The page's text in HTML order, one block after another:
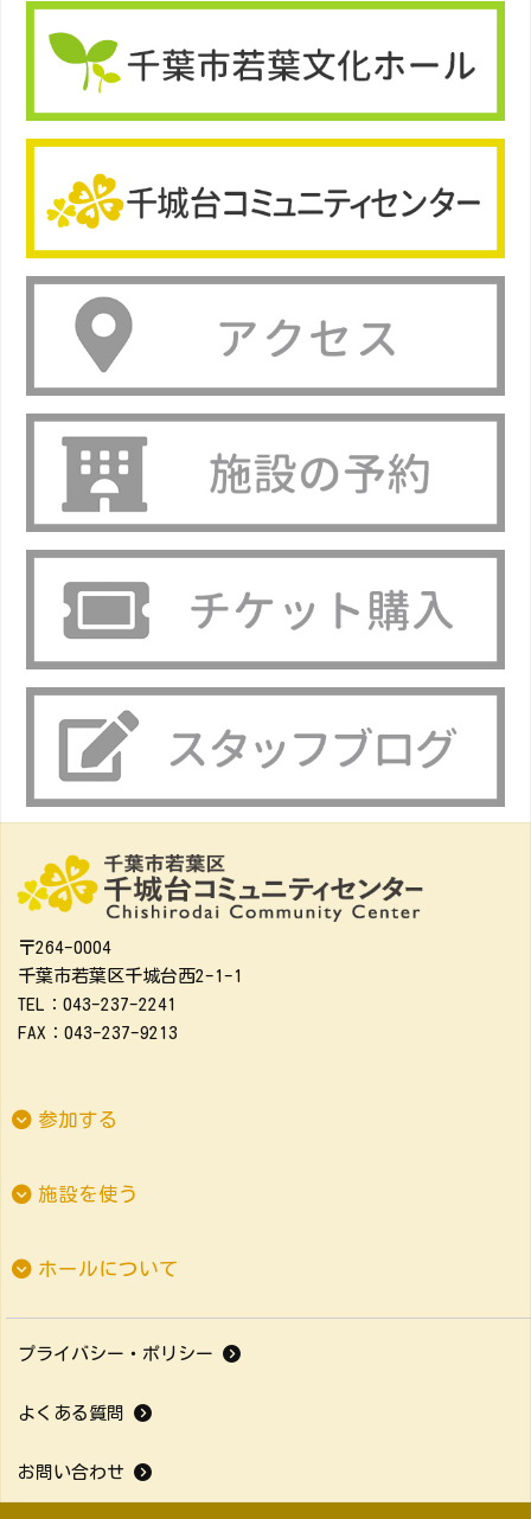
〒264-0004
千葉市若葉区千城台西2-1-1
TEL：043-237-2241
FAX：043-237-9213
参加する
施設を使う
ホールについて
プライバシー・ポリシー
よくある質問
お問い合わせ